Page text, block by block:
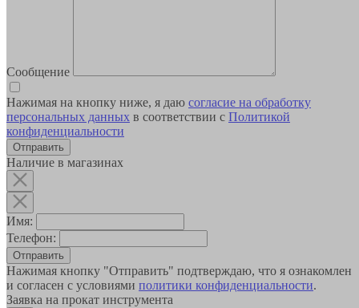
Сообщение
Нажимая на кнопку ниже, я даю согласие на обработку
персональных данных в соответствии с Политикой
конфиденциальности
Наличие в магазинах
Имя:
Телефон:
Отправить
Нажимая кнопку "Отправить" подтверждаю, что я ознакомлен
и согласен с условиями политики конфиденциальности.
Заявка на прокат инструмента